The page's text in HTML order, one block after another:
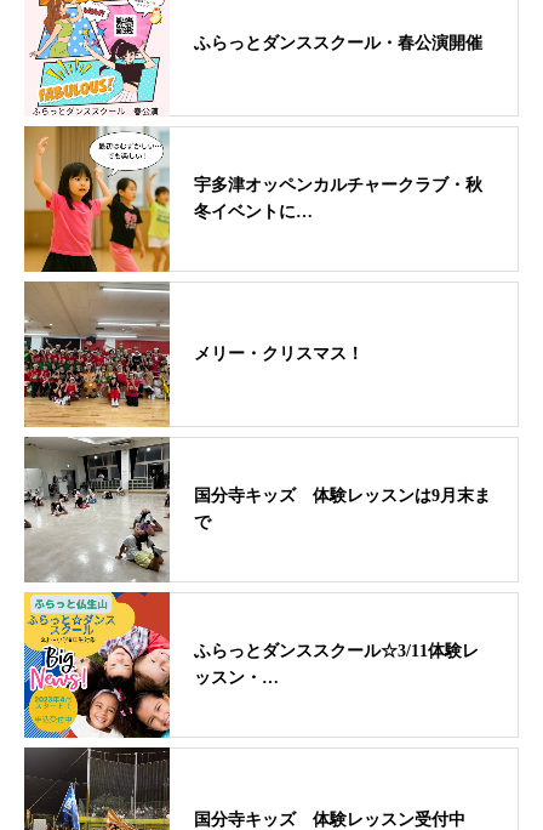
ふらっとダンススクール・春公演開催
宇多津オッペンカルチャークラブ・秋
冬イベントに…
メリー・クリスマス！
国分寺キッズ 体験レッスンは9月末ま
で
ふらっとダンススクール☆3/11体験レ
ッスン・…
国分寺キッズ 体験レッスン受付中